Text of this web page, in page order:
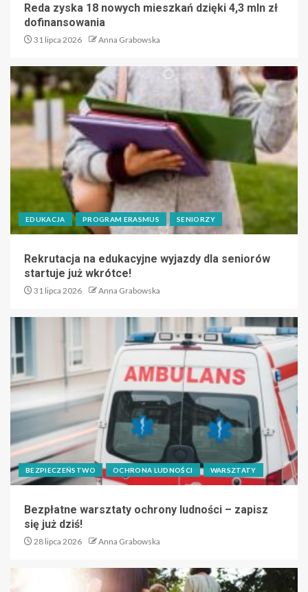
Reda zyska 18 nowych mieszkań dzięki 4,3 mln zł
dofinansowania
31 lipca 2026 Anna Grabowska
EDUKACJA PROGRAM ERASMUS SENIORZY
Rekrutacja na edukacyjne wyjazdy dla seniorów
startuje już wkrótce!
31 lipca 2026 Anna Grabowska
BEZPIECZEŃSTWO OCHRONA LUDNOŚCI WARSZTATY
Bezpłatne warsztaty ochrony ludności – zapisz
się już dziś!
28 lipca 2026 Anna Grabowska